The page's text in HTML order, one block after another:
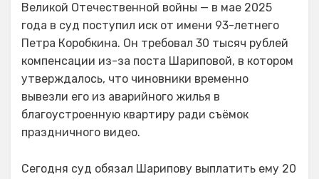
Великой Отечественной войны — в мае 2025
года в суд поступил иск от имени 93-летнего
Петра Коробкина. Он требовал 30 тысяч рублей
компенсации из-за поста Шариповой, в котором
утверждалось, что чиновники временно
вывезли его из аварийного жилья в
благоустроенную квартиру ради съёмок
праздничного видео.
Сегодня суд обязал Шарипову выплатить ему 20